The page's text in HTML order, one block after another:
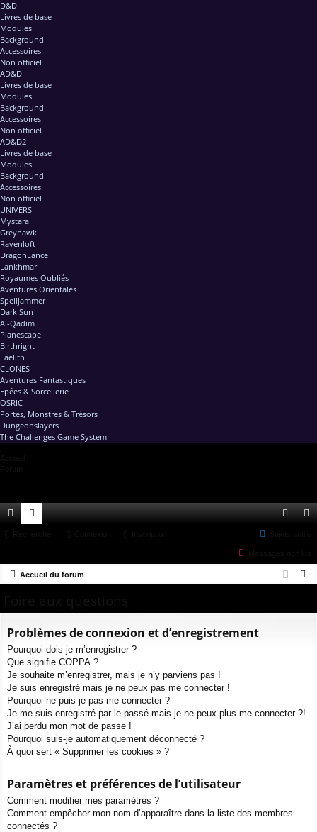
D&D
Livres de base
Modules
Background
Accessoires
Non officiel
AD&D
Livres de base
Modules
Background
Accessoires
Non officiel
AD&D2
Livres de base
Modules
Background
Accessoires
Non officiel
UNIVERS
Mystara
Greyhawk
Ravenloft
DragonLance
Lankhmar
Royaumes Oubliés
Aventures Orientales
Spelljammer
Dark Sun
Al-Qadim
Planescape
Birthright
Laelith
CLONES
Aventures Fantastiques
Epées & Sorcellerie
OSRIC
Portes, Monstres & Trésors
Dungeonslayers
The Challenges Game System
ur m xi pti
Accueil du forum
Problèmes de connexion et d’enregistrement
Pourquoi dois-je m’enregistrer ?
Que signifie COPPA ?
Je souhaite m’enregistrer, mais je n’y parviens pas !
Je suis enregistré mais je ne peux pas me connecter !
Pourquoi ne puis-je pas me connecter ?
Je me suis enregistré par le passé mais je ne peux plus me connecter ?!
J’ai perdu mon mot de passe !
Pourquoi suis-je automatiquement déconnecté ?
À quoi sert « Supprimer les cookies » ?
Paramètres et préférences de l’utilisateur
Comment modifier mes paramètres ?
Comment empêcher mon nom d’apparaître dans la liste des membres
connectés ?